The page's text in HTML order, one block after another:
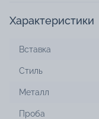
Характеристики
Вставка
Стиль
Металл
Проба